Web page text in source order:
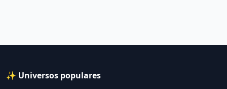
✨ Universos populares